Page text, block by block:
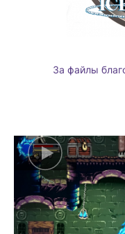
За файлы